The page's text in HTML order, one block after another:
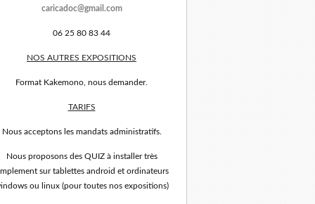
caricadoc@gmail.com
06 25 80 83 44
NOS AUTRES EXPOSITIONS
Format Kakemono, nous demander.
TARIFS
Nous acceptons les mandats administratifs.
Nous proposons des QUIZ à installer très
sur tablettes android et ordinateurs
ou linux (pour toutes nos expositions)